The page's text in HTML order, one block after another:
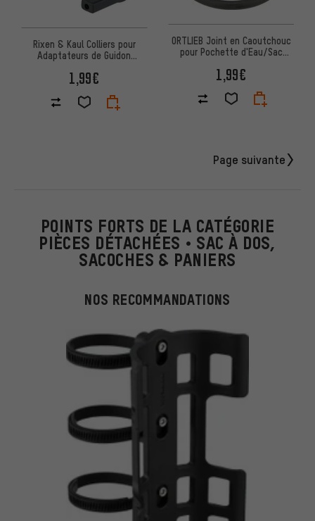
Rixen & Kaul Colliers pour
Adaptateurs de Guidon
1,99€
ORTLIEB Joint en Caoutchouc
pour Pochette d'Eau/Sac
1,99€
Page suivante
POINTS FORTS DE LA CATÉGORIE
PIÈCES DÉTACHÉES • SAC À DOS,
SACOCHES & PANIERS
NOS RECOMMANDATIONS